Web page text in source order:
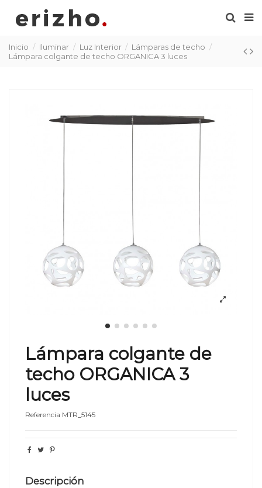
Inicio Iluminar Luz Interior
Lámparas de techo
Lámpara colgante de techo ORGANICA 3 luces
Lámpara colgante de
techo ORGANICA 3
luces
Referencia MTR_5145
Descripción